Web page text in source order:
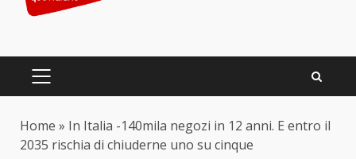
PRIMARY
Home » In Italia -140mila negozi in 12 anni. E entro il
2035 rischia di chiuderne uno su cinque